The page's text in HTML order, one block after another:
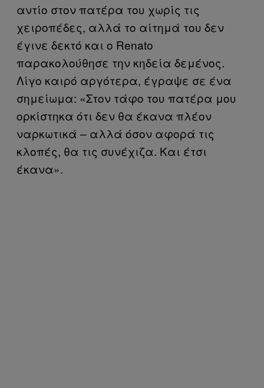
αντίο στον πατέρα του χωρίς τις
χειροπέδες, αλλά το αίτημά του δεν
έγινε δεκτό και ο Renato
παρακολούθησε την κηδεία δεμένος.
Λίγο καιρό αργότερα, έγραψε σε ένα
σημείωμα: «Στον τάφο του πατέρα μου
ορκίστηκα ότι δεν θα έκανα πλέον
ναρκωτικά – αλλά όσον αφορά τις
κλοπές, θα τις συνέχιζα. Και έτσι
έκανα».